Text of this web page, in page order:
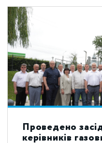
Проведено
керівників